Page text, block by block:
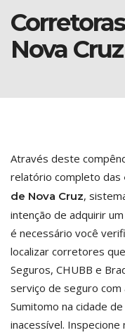
Nova Cruz
Através deste
relatório completo das
de Nova Cruz,
intenção de adquirir
é necessário você
localizar corretores
Seguros, CHUBB e
serviço de seguro com
Sumitomo na cidade
inacessível.